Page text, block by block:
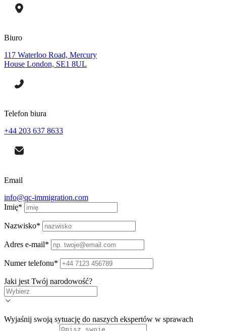
Biuro
117 Waterloo Road, Mercury
House London, SE1 8UL
Telefon biura
+44 203 637 8633
Email
info@qc-immigration.com
Imię*
Nazwisko*
Adres e-mail*
Numer telefonu*
Jaki jest Twój narodowość?
Wyjaśnij swoją sytuację do naszych ekspertów w sprawach